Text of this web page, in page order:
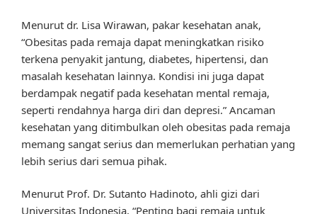
Menurut dr. Lisa Wirawan, pakar kesehatan anak,
“Obesitas pada remaja dapat meningkatkan risiko
terkena penyakit jantung, diabetes, hipertensi, dan
masalah kesehatan lainnya. Kondisi ini juga dapat
berdampak negatif pada kesehatan mental remaja,
seperti rendahnya harga diri dan depresi.” Ancaman
kesehatan yang ditimbulkan oleh obesitas pada remaja
memang sangat serius dan memerlukan perhatian yang
lebih serius dari semua pihak.
Menurut Prof. Dr. Sutanto Hadinoto, ahli gizi dari
Universitas Indonesia, “Penting bagi remaja untuk